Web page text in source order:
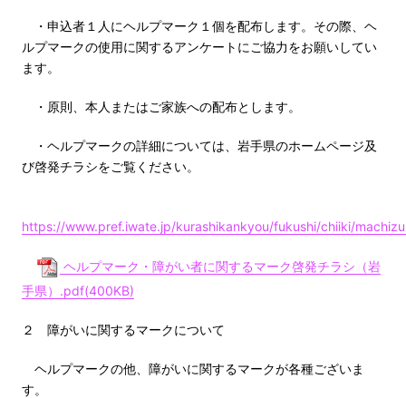
・申込者１人にヘルプマーク１個を配布します。その際、ヘ
ルプマークの使用に関するアンケートにご協力をお願いしてい
ます。
・原則、本人またはご家族への配布とします。
・ヘルプマークの詳細については、岩手県のホームページ及
び啓発チラシをご覧ください。
https://www.pref.iwate.jp/kurashikankyou/fukushi/chiiki/
ヘルプマーク・障がい者に関するマーク啓発チラシ（岩
手県）.pdf(400KB)
２ 障がいに関するマークについて
ヘルプマークの他、障がいに関するマークが各種ございま
す。